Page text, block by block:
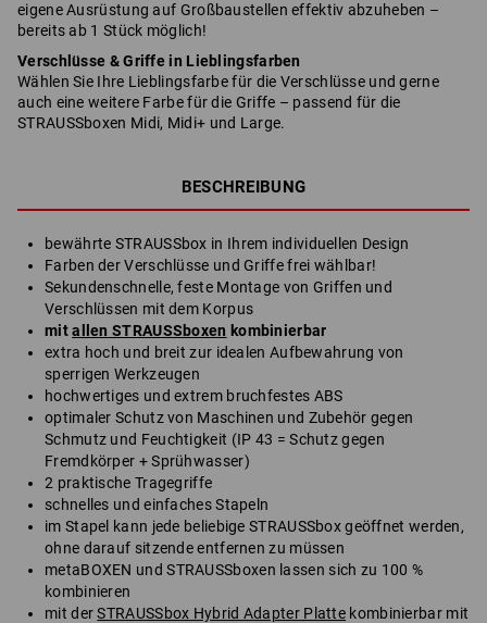
eigene Ausrüstung auf Großbaustellen effektiv abzuheben –
bereits ab 1 Stück möglich!
Verschlüsse & Griffe in Lieblingsfarben
Wählen Sie Ihre Lieblingsfarbe für die Verschlüsse und gerne
auch eine weitere Farbe für die Griffe – passend für die
STRAUSSboxen Midi, Midi+ und Large.
BESCHREIBUNG
bewährte STRAUSSbox in Ihrem individuellen Design
Farben der Verschlüsse und Griffe frei wählbar!
Sekundenschnelle, feste Montage von Griffen und
Verschlüssen mit dem Korpus
mitallen STRAUSSboxen kombinierbar
extra hoch und breit zur idealen Aufbewahrung von
sperrigen Werkzeugen
hochwertiges und extrem bruchfestes ABS
optimaler Schutz von Maschinen und Zubehör gegen
Schmutz und Feuchtigkeit (IP 43 = Schutz gegen
Fremdkörper + Sprühwasser)
2 praktische Tragegriffe
schnelles und einfaches Stapeln
im Stapel kann jede beliebige STRAUSSbox geöffnet werden,
ohne darauf sitzende entfernen zu müssen
metaBOXEN und STRAUSSboxen lassen sich zu 100 %
kombinieren
mit derSTRAUSSbox Hybrid Adapter Platte kombinierbar mit